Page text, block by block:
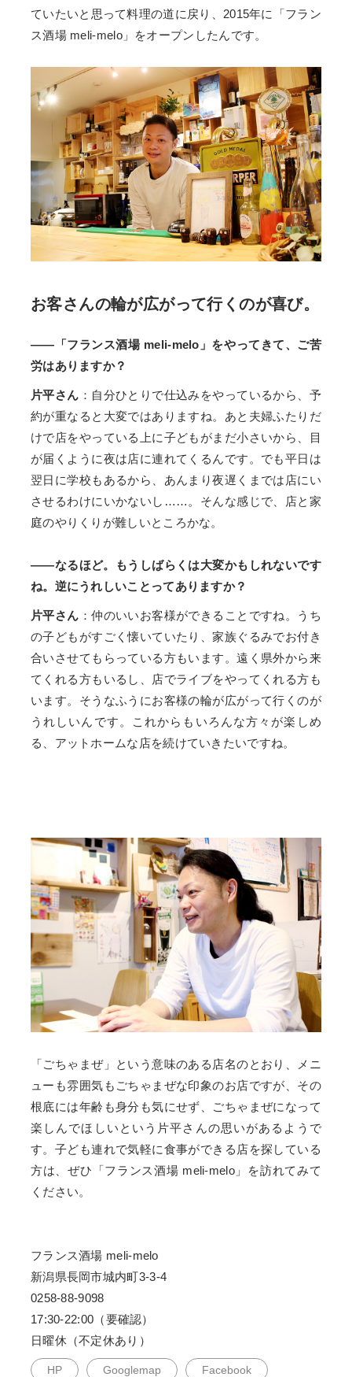
ていたいと思って料理の道に戻り、2015年に「フラン
ス酒場 meli-melo」をオープンしたんです。
お客さんの輪が広がって行くのが喜び。
——「フランス酒場 meli-melo」をやってきて、ご苦
労はありますか？
片平さん ：自分ひとりで仕込みをやっているから、予
約が重なると大変ではありますね。あと夫婦ふたりだ
けで店をやっている上に子どもがまだ小さいから、目
が届くように夜は店に連れてくるんです。でも平日は
翌日に学校もあるから、あんまり夜遅くまでは店にい
させるわけにいかないし……。そんな感じで、店と家
庭のやりくりが難しいところかな。
——なるほど。もうしばらくは大変かもしれないです
ね。逆にうれしいことってありますか？
片平さん ：仲のいいお客様ができることですね。うち
の子どもがすごく懐いていたり、家族ぐるみでお付き
合いさせてもらっている方もいます。遠く県外から来
てくれる方もいるし、店でライブをやってくれる方も
います。そうなふうにお客様の輪が広がって行くのが
うれしいんです。これからもいろんな方々が楽しめ
る、アットホームな店を続けていきたいですね。
「ごちゃまぜ」という意味のある店名のとおり、メニ
ューも雰囲気もごちゃまぜな印象のお店ですが、その
根底には年齢も身分も気にせず、ごちゃまぜになって
楽しんでほしいという片平さんの思いがあるようで
す。子ども連れで気軽に食事ができる店を探している
方は、ぜひ「フランス酒場 meli-melo」を訪れてみて
ください。
フランス酒場 meli-melo
新潟県長岡市城内町3-3-4
0258-88-9098
17:30-22:00（要確認）
日曜休（不定休あり）
HP Googlemap Facebook